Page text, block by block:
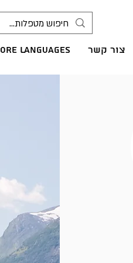
צור קשר languages